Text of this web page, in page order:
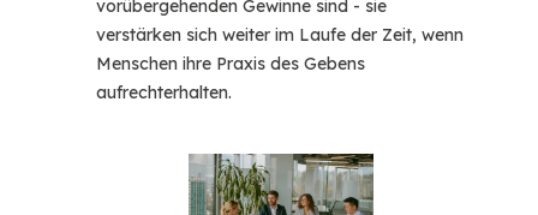
vorübergehenden Gewinne sind - sie
verstärken sich weiter im Laufe der Zeit, wenn
Menschen ihre Praxis des Gebens
aufrechterhalten.